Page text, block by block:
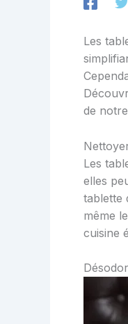
Les
de
Les
elles
tablette
même
cuisine